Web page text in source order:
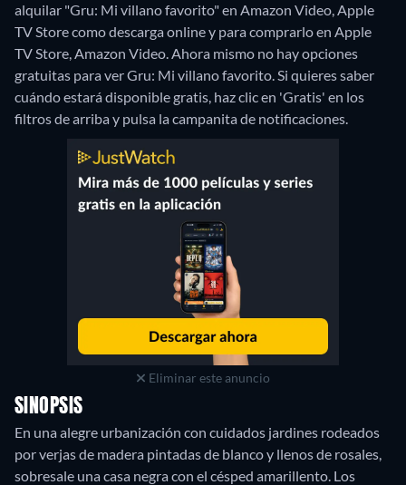
alquilar "Gru: Mi villano favorito" en Amazon Video, Apple
TV Store como descarga online y para comprarlo en Apple
TV Store, Amazon Video.Ahora mismo no hay opciones
gratuitas para ver Gru: Mi villano favorito. Si quieres saber
cuándo estará disponible gratis, haz clic en 'Gratis' en los
filtros de arriba y pulsa la campanita de notificaciones.
Eliminar este anuncio
SINOPSIS
En una alegre urbanización con cuidados jardines rodeados
por verjas de madera pintadas de blanco y llenos de rosales,
sobresale una casa negra con el césped amarillento. Los